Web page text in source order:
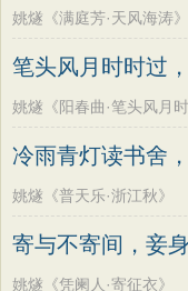
商君书
水
格言联璧
吕氏春秋
晏几道
周
马致远
皮
权德舆
黄
卓文君
文
纳兰性德
姚燧《满庭芳·天风海涛》
笔头风月时时过
姚燧《阳春曲·笔头风月时
冷雨青灯读书舍
姚燧《普天乐·浙江秋》
寄与不寄间，妾身
姚燧《凭阑人·寄征衣》